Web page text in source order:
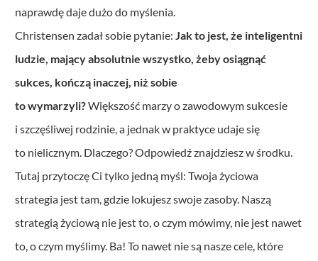
naprawdę daje dużo do myślenia.
Christensen zadał sobie pytanie: Jak to jest, że inteligentni
ludzie, mający absolutnie wszystko, żeby osiągnąć
sukces, kończą inaczej, niż sobie
to wymarzyli?Większość marzy o zawodowym sukcesie
i szczęśliwej rodzinie, a jednak w praktyce udaje się
to nielicznym. Dlaczego? Odpowiedź znajdziesz w środku.
Tutaj przytoczę Ci tylko jedną myśl: Twoja życiowa
strategia jest tam, gdzie lokujesz swoje zasoby. Naszą
strategią życiową nie jest to, o czym mówimy, nie jest nawet
to, o czym myślimy. Ba! To nawet nie są nasze cele, które